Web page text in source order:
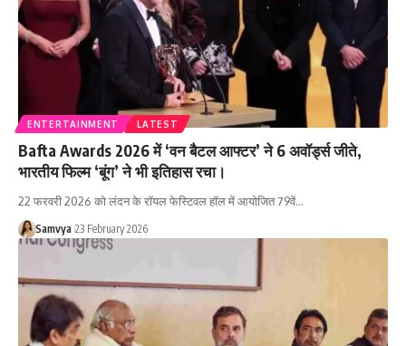
ENTERTAINMENT LATEST
Bafta Awards 2026 में ‘वन बैटल आफ्टर’ ने 6 अवॉर्ड्स जीते,
भारतीय फिल्म ‘बूंग’ ने भी इतिहास रचा।
22 फरवरी 2026 को लंदन के रॉयल फेस्टिवल हॉल में आयोजित 79वें…
Samvya 23 February 2026